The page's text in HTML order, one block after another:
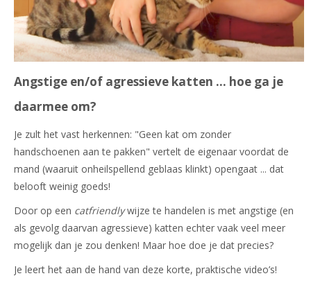
Angstige en/of agressieve katten ... hoe ga je
daarmee om?
Je zult het vast herkennen: "Geen kat om zonder
handschoenen aan te pakken" vertelt de eigenaar voordat de
mand (waaruit onheilspellend geblaas klinkt) opengaat ... dat
belooft weinig goeds!
Door op een catfriendlywijze te handelen is met angstige (en
als gevolg daarvan agressieve) katten echter vaak veel meer
mogelijk dan je zou denken! Maar hoe doe je dat precies?
Je leert het aan de hand van deze korte, praktische video’s!